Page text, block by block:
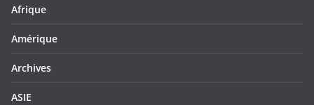
Afrique
Amérique
Archives
ASIE